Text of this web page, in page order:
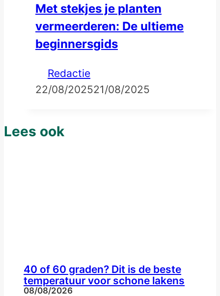
Met stekjes je planten
vermeerderen: De ultieme
beginnersgids
Redactie
22/08/202521/08/2025
Lees ook
40 of 60 graden? Dit is de beste
temperatuur voor schone lakens
08/08/2026